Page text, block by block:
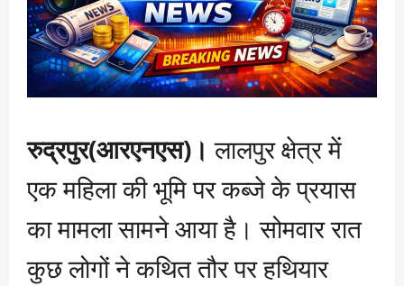
रुद्रपुर(आरएनएस)। लालपुर क्षेत्र में
एक महिला की भूमि पर कब्जे के प्रयास
का मामला सामने आया है। सोमवार रात
कुछ लोगों ने कथित तौर पर हथियार